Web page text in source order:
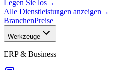
Legen Sie los→
Alle Dienstleistungen anzeigen →
BranchenPreise
Werkzeuge
ERP & Business